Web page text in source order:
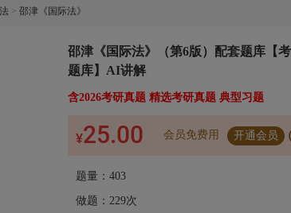
> 邵津《国际法》
邵津《国际法》（第6版）配套题库【
题库】AI讲解
含2026考研真题 精选考研真题 典型习题
¥25.00 会员免费用 开通会员
题量：403
做题： 229次